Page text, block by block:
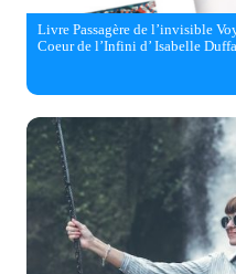
Livre Passagère de l’invisible
Coeur de l’Infini d’ Isabelle